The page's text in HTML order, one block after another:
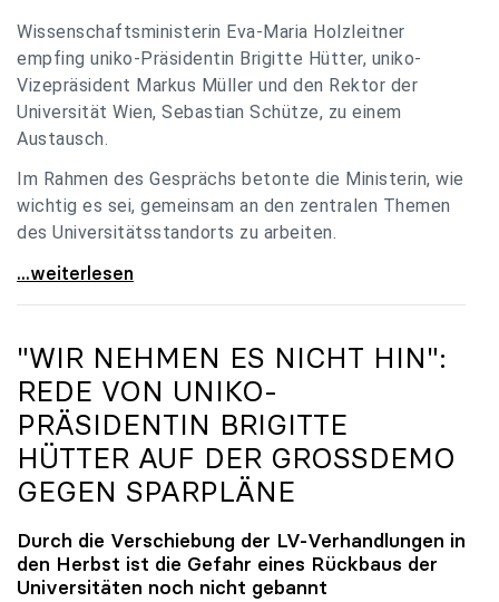
Wissenschaftsministerin Eva-Maria Holzleitner
empfing uniko-Präsidentin Brigitte Hütter, uniko-
Vizepräsident Markus Müller und den Rektor der
Universität Wien, Sebastian Schütze, zu einem
Austausch.
Im Rahmen des Gesprächs betonte die Ministerin, wie
wichtig es sei, gemeinsam an den zentralen Themen
des Universitätsstandorts zu arbeiten.
Holzleitner empfing uniko-Spitze zum Austausch
...weiterlesen
"WIR NEHMEN ES NICHT HIN":
REDE VON UNIKO-
PRÄSIDENTIN BRIGITTE
HÜTTER AUF DER GROSSDEMO G
EGEN SPARPLÄNE
Durch die Verschiebung der LV-Verhandlungen in
den Herbst ist die Gefahr eines Rückbaus der
Universitäten noch nicht gebannt